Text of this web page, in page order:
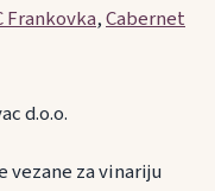
Frankovka,Cabernet
d.o.o.
za vinariju